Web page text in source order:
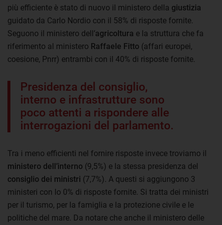
più efficiente è stato di nuovo il ministero della giustizia
guidato da Carlo Nordio con il 58% di risposte fornite.
Seguono il ministero dell’agricoltura e la struttura che fa
riferimento al ministero Raffaele Fitto (affari europei,
coesione, Pnrr) entrambi con il 40% di risposte fornite.
Presidenza del consiglio,
interno e infrastrutture sono
poco attenti a rispondere alle
interrogazioni del parlamento.
Tra i meno efficienti nel fornire risposte invece troviamo il
ministero dell’interno (9,5%) e la stessa presidenza del
consiglio dei ministri (7,7%). A questi si aggiungono 3
ministeri con lo 0% di risposte fornite. Si tratta dei ministri
per il turismo, per la famiglia e la protezione civile e le
politiche del mare. Da notare che anche il ministero delle